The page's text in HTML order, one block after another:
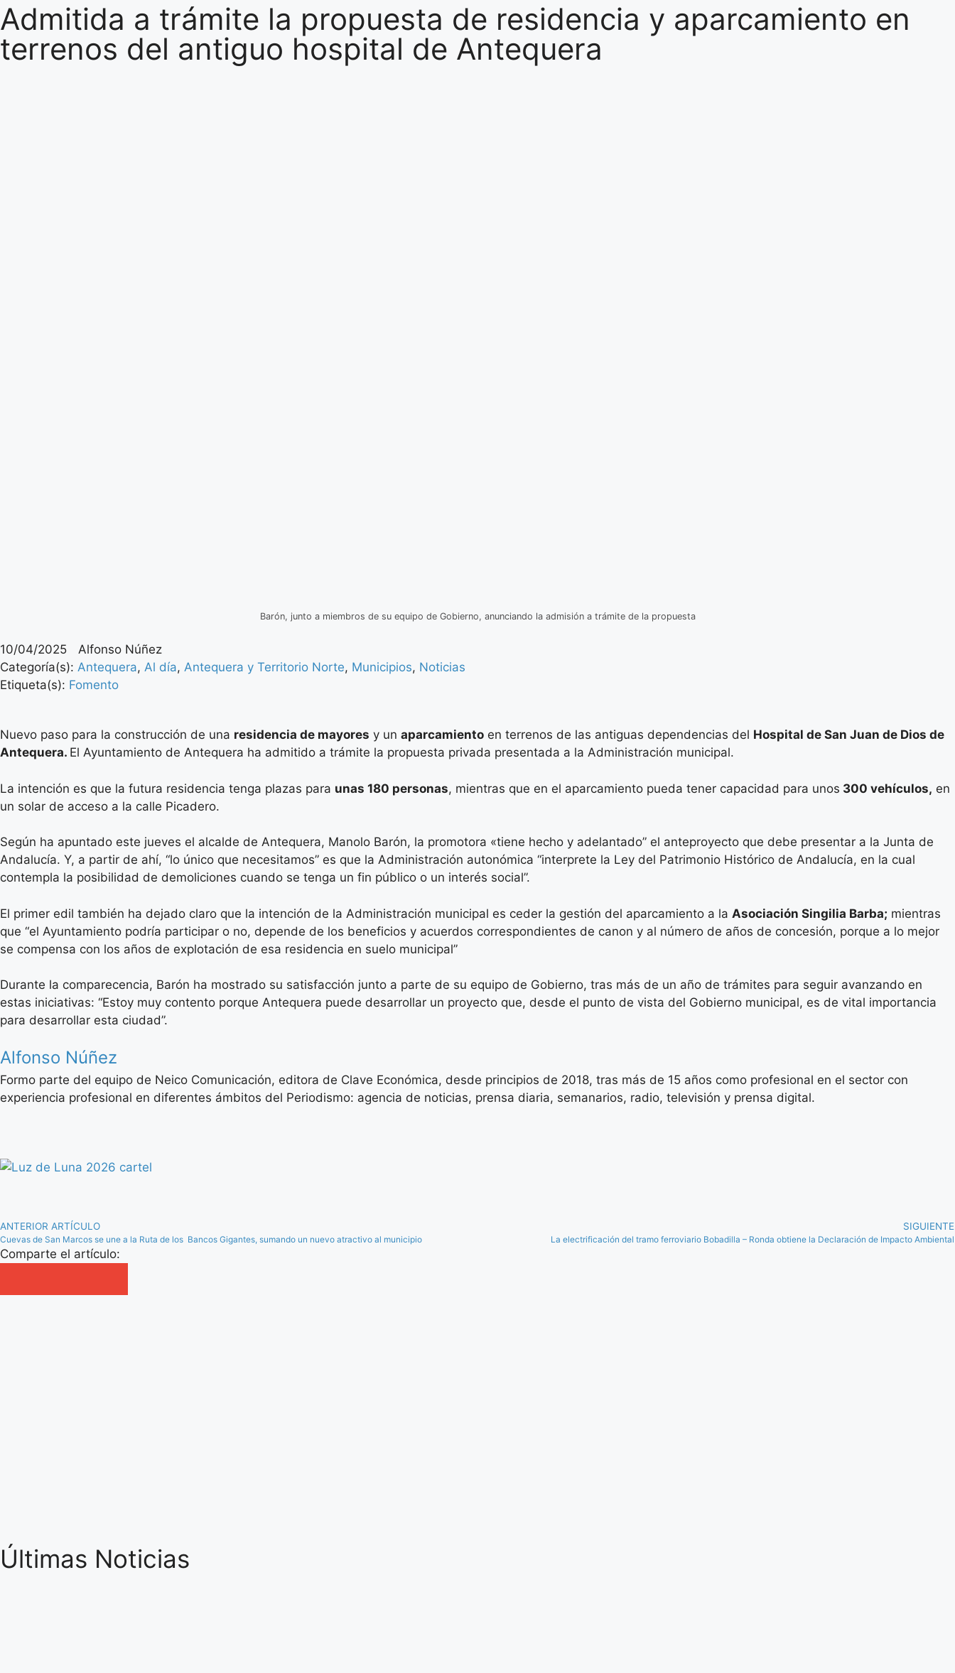
Admitida a trámite la propuesta de residencia y aparcamiento en
terrenos del antiguo hospital de Antequera
Barón, junto a miembros de su equipo de Gobierno, anunciando la admisión a trámite de la propuesta
10/04/2025
Alfonso Núñez
Categoría(s): Antequera, Al día, Antequera y Territorio Norte, Municipios, Noticias
Etiqueta(s): Fomento
Nuevo paso para la construcción de una residencia de mayores y un aparcamiento en terrenos de las antiguas dependencias del Hospital de San Juan de Dios de
Antequera. El Ayuntamiento de Antequera ha admitido a trámite la propuesta privada presentada a la Administración municipal.
La intención es que la futura residencia tenga plazas para unas 180 personas, mientras que en el aparcamiento pueda tener capacidad para unos 300 vehículos, en
un solar de acceso a la calle Picadero.
Según ha apuntado este jueves el alcalde de Antequera, Manolo Barón, la promotora «tiene hecho y adelantado” el anteproyecto que debe presentar a la Junta de
Andalucía. Y, a partir de ahí, “lo único que necesitamos” es que la Administración autonómica “interprete la Ley del Patrimonio Histórico de Andalucía, en la cual
contempla la posibilidad de demoliciones cuando se tenga un fin público o un interés social”.
El primer edil también ha dejado claro que la intención de la Administración municipal es ceder la gestión del aparcamiento a la Asociación Singilia Barba; mientras
que “el Ayuntamiento podría participar o no, depende de los beneficios y acuerdos correspondientes de canon y al número de años de concesión, porque a lo mejor
se compensa con los años de explotación de esa residencia en suelo municipal”
Durante la comparecencia, Barón ha mostrado su satisfacción junto a parte de su equipo de Gobierno, tras más de un año de trámites para seguir avanzando en
estas iniciativas: “Estoy muy contento porque Antequera puede desarrollar un proyecto que, desde el punto de vista del Gobierno municipal, es de vital importancia
para desarrollar esta ciudad”.
Alfonso Núñez
Formo parte del equipo de Neico Comunicación, editora de Clave Económica, desde principios de 2018, tras más de 15 años como profesional en el sector con
experiencia profesional en diferentes ámbitos del Periodismo: agencia de noticias, prensa diaria, semanarios, radio, televisión y prensa digital.
ANTERIOR ARTÍCULO
Cuevas de San Marcos se une a la Ruta de los Bancos Gigantes, sumando un nuevo atractivo al municipio
SIGUIENTE
La electrificación del tramo ferroviario Bobadilla – Ronda obtiene la Declaración de Impacto Ambiental
Comparte el artículo:
Últimas Noticias